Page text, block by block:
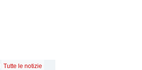
Tutte le notizie